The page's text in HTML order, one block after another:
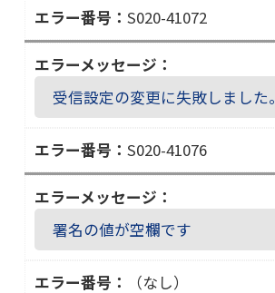
４
４
１
６
S020-41072
Ｓ
０
０
４
１
０
２
受信設定の変更に失敗しました。
S020-41076
Ｓ
０
０
署名の値が空欄です
（なし）